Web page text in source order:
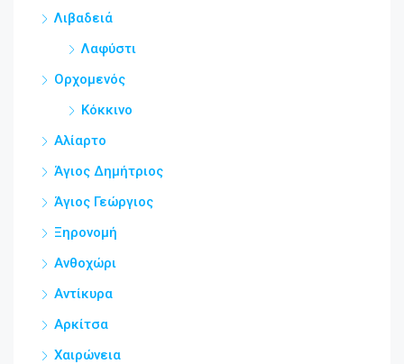
Λιβαδειά
Λαφύστι
Ορχομενός
Κόκκινο
Αλίαρτο
Άγιος Δημήτριος
Άγιος Γεώργιος
Ξηρονομή
Ανθοχώρι
Αντίκυρα
Αρκίτσα
Χαιρώνεια